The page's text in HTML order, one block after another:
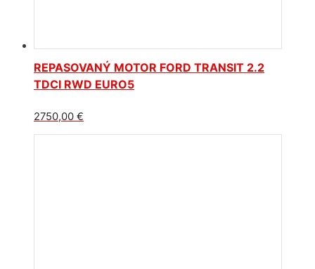
REPASOVANÝ MOTOR FORD TRANSIT 2.2
TDCI RWD EURO5
2750,00 €